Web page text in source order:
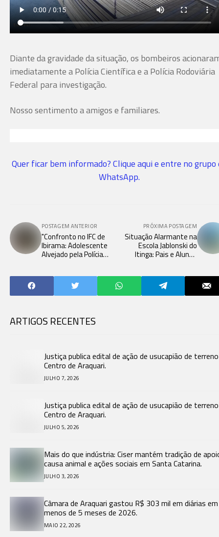
Diante da gravidade da situação, os bombeiros
imediatamente a Polícia Científica e a Polícia Rodoviária
Federal para investigação.
Nosso sentimento a amigos e familiares.
Quer ficar bem informado? Clique aqui e entre no grupo
WhatsApp.
POSTAGEM ANTERIOR
"Confronto no IFC de
Ibirama: Adolescente
Alvejado pela Polícia
PRÓXIMA POSTAGEM
Situação Alarmante na
Escola Jablonski do
Itinga: Pais e Alunos
ARTIGOS RECENTES
Justiça publica edital de ação de usucapião de
Centro de Araquari.
JULHO 7, 2026
Justiça publica edital de ação de usucapião de
Centro de Araquari.
JULHO 5, 2026
Mais do que indústria: Ciser mantém tradição de
causa animal e ações sociais em Santa Catarina.
JULHO 3, 2026
Câmara de Araquari gastou R$ 303 mil em diárias em
menos de 5 meses de 2026.
MAIO 22, 2026